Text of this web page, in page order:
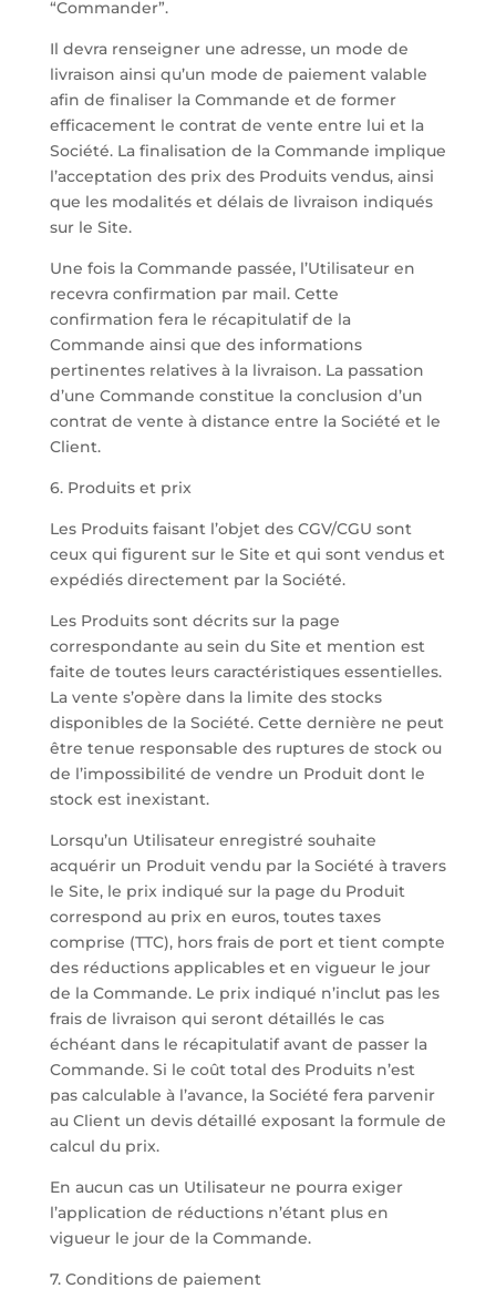
“Commander”.
Il devra renseigner une adresse, un mode de
livraison ainsi qu’un mode de paiement valable
afin de finaliser la Commande et de former
efficacement le contrat de vente entre lui et la
Société. La finalisation de la Commande implique
l’acceptation des prix des Produits vendus, ainsi
que les modalités et délais de livraison indiqués
sur le Site.
Une fois la Commande passée, l’Utilisateur en
recevra confirmation par mail. Cette
confirmation fera le récapitulatif de la
Commande ainsi que des informations
pertinentes relatives à la livraison. La passation
d’une Commande constitue la conclusion d’un
contrat de vente à distance entre la Société et le
Client.
6. Produits et prix
Les Produits faisant l’objet des CGV/CGU sont
ceux qui figurent sur le Site et qui sont vendus et
expédiés directement par la Société.
Les Produits sont décrits sur la page
correspondante au sein du Site et mention est
faite de toutes leurs caractéristiques essentielles.
La vente s’opère dans la limite des stocks
disponibles de la Société. Cette dernière ne peut
être tenue responsable des ruptures de stock ou
de l’impossibilité de vendre un Produit dont le
stock est inexistant.
Lorsqu’un Utilisateur enregistré souhaite
acquérir un Produit vendu par la Société à travers
le Site, le prix indiqué sur la page du Produit
correspond au prix en euros, toutes taxes
comprise (TTC), hors frais de port et tient compte
des réductions applicables et en vigueur le jour
de la Commande. Le prix indiqué n’inclut pas les
frais de livraison qui seront détaillés le cas
échéant dans le récapitulatif avant de passer la
Commande. Si le coût total des Produits n’est
pas calculable à l’avance, la Société fera parvenir
au Client un devis détaillé exposant la formule de
calcul du prix.
En aucun cas un Utilisateur ne pourra exiger
l’application de réductions n’étant plus en
vigueur le jour de la Commande.
7. Conditions de paiement